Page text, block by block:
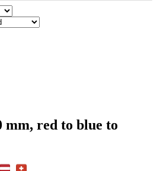
mm, red to blue to